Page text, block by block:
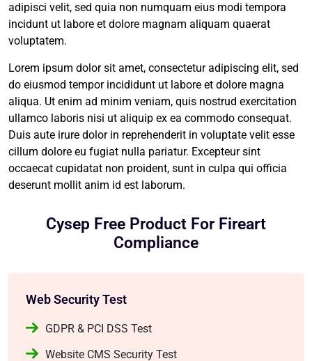
adipisci velit, sed quia non numquam eius modi tempora
incidunt ut labore et dolore magnam aliquam quaerat
voluptatem.
Lorem ipsum dolor sit amet, consectetur adipiscing elit, sed
do eiusmod tempor incididunt ut labore et dolore magna
aliqua. Ut enim ad minim veniam, quis nostrud exercitation
ullamco laboris nisi ut aliquip ex ea commodo consequat.
Duis aute irure dolor in reprehenderit in voluptate velit esse
cillum dolore eu fugiat nulla pariatur. Excepteur sint
occaecat cupidatat non proident, sunt in culpa qui officia
deserunt mollit anim id est laborum.
Cysep Free Product For Fireart
Compliance
Web Security Test
GDPR & PCI DSS Test
Website CMS Security Test